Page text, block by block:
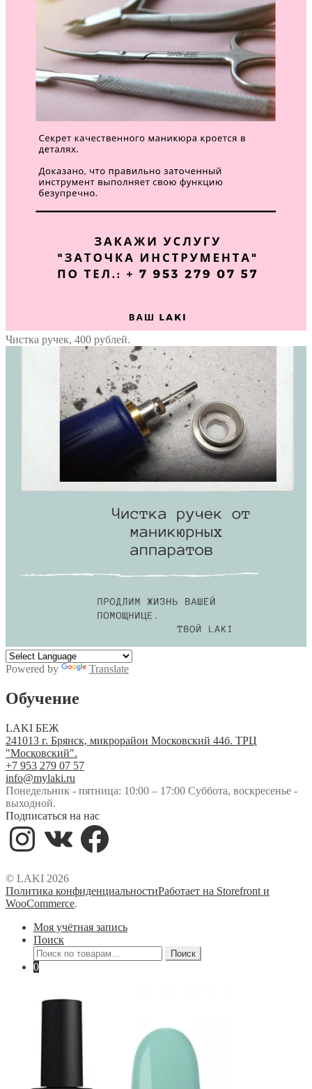
Чистка ручек, 400 рублей.
Powered by Translate
Обучение
LAKI БЕЖ
241013 г. Брянск, микрорайон Московский 44б. ТРЦ
"Московский".
+7 953 279 07 57
info@mylaki.ru
Понедельник - пятница: 10:00 – 17:00 Суббота, воскресенье -
выходной.
Подписаться на нас
Instagram
Facebook
© LAKI 2026
Политика конфиденциальностиРаботает на Storefront и
WooCommerce.
Моя учётная запись
Поиск
Искать:
Поиск
0